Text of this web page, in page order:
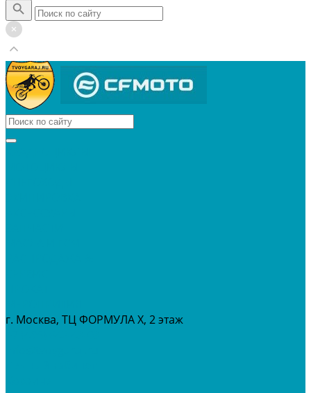
г. Москва, ТЦ ФОРМУЛА Х, 2 этаж